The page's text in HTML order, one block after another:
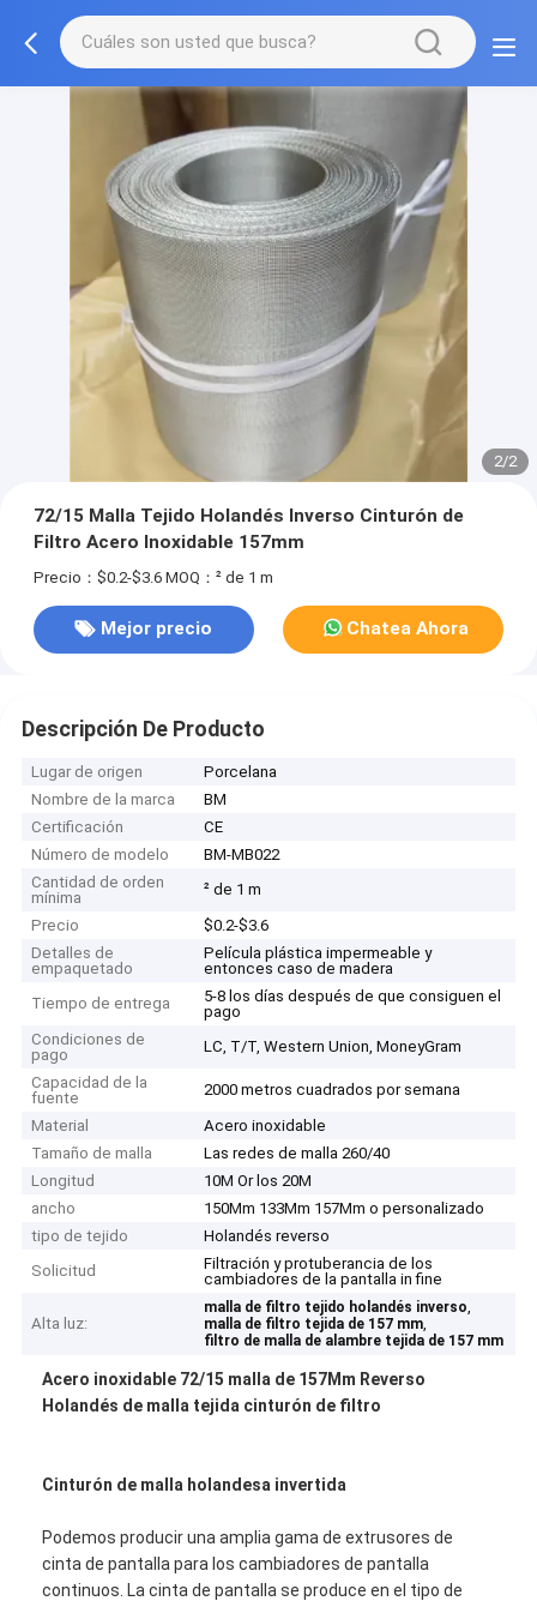
2/2
72/15 Malla Tejido Holandés Inverso Cinturón de
Filtro Acero Inoxidable 157mm
Precio：$0.2-$3.6 MOQ：² de 1 m
Mejor precio Chatea Ahora
Descripción De Producto
Lugar de origen
Porcelana
Nombre de la marca
BM
Certificación
CE
Número de modelo
BM-MB022
Cantidad de orden
mínima
² de 1 m
Precio
$0.2-$3.6
Detalles de
empaquetado
Película plástica impermeable y
entonces caso de madera
Tiempo de entrega
5-8 los días después de que consiguen el
pago
Condiciones de
pago
LC, T/T, Western Union, MoneyGram
Capacidad de la
fuente
2000 metros cuadrados por semana
Material
Acero inoxidable
Tamaño de malla
Las redes de malla 260/40
Longitud
10M Or los 20M
ancho
150Mm 133Mm 157Mm o personalizado
tipo de tejido
Holandés reverso
Solicitud
Filtración y protuberancia de los
cambiadores de la pantalla in fine
Alta luz:
malla de filtro tejido holandés inverso,
malla de filtro tejida de 157 mm,
filtro de malla de alambre tejida de 157 mm
Acero inoxidable 72/15 malla de 157Mm Reverso
Holandés de malla tejida cinturón de filtro
Cinturón de malla holandesa invertida
Podemos producir una amplia gama de extrusores de
cinta de pantalla para los cambiadores de pantalla
continuos. La cinta de pantalla se produce en el tipo de